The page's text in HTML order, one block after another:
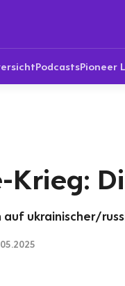
PodcastsPioneer
Krieg:
ukrainischer/